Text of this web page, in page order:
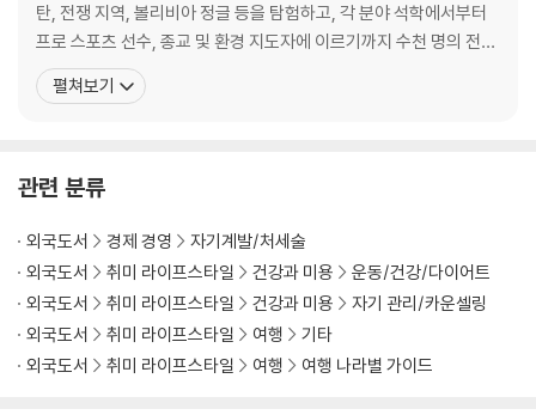
your health, fitness, and personal growth, this is it.”―Meli
ssa Urban, Whole30 CEO and author of The Book of Bound
aries
many to change their lives for the better.”―Dr. Peter Atti
In many ways, we’re more comfortable than ever before. But
could our sheltered, temperature-controlled, overfed, underc
hallenged lives actually be the leading cause of many our mos
t urgent physical and mental health issues? In this gripping inv
탄, 전쟁 지역, 볼리비아 정글 등을 탐험하고, 각 분야 석학에서부터
프로 스포츠 선수, 종교 및 환경 지도자에 이르기까지 수천 명의 전문
가를 인터뷰했다. 삶을 최적화하는 데 실질적인 도움이 되는 과학적
전략을 찾아온 그는 인류가 잃어버린 감각, ‘불편함’에서 해답을 찾았
펼쳐보기
관련 분류
외국도서 경제 경영
자기계발/처세술
외국도서
취미 라이프스타일 건강과 미용
운동/건강/다이어트
외국도서
취미 라이프스타일 건강과 미용
자기 관리/카운셀링
외국도서
취미 라이프스타일 여행
기타
외국도서
취미 라이프스타일 여행 여행 나라별 가이드